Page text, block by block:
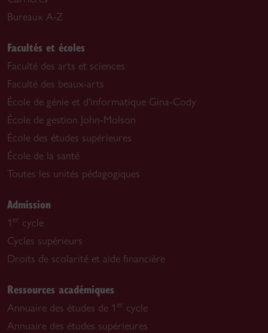
Bureaux A-Z
Facultés et écoles
Faculté des arts et sciences
Faculté des beaux-arts
École de génie et d'informatique Gina-Cody
École de gestion John-Molson
École des études supérieures
École de la santé
Toutes les unités pédagogiques
Admission
1 er cycle
Cycles supérieurs
Droits de scolarité et aide financière
Ressources académiques
Annuaire des études de 1 er cycle
Annuaire des études supérieures